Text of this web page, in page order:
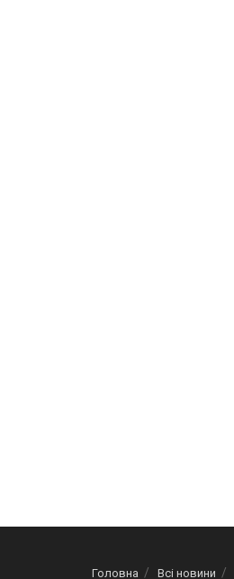
Головна Всі новини